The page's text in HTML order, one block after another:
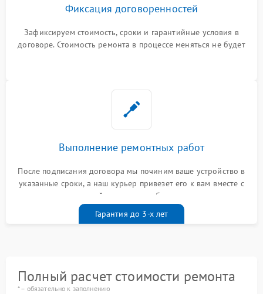
Фиксация договоренностей
Зафиксируем стоимость, сроки и гарантийные условия в
договоре. Стоимость ремонта в процессе меняться не будет
Выполнение ремонтных работ
После подписания договора мы починим ваше устройство в
указанные сроки, а наш курьер привезет его к вам вместе с
гарантийным талоном бесплатно
Гарантия до 3-х лет
Полный расчет стоимости ремонта
* – обязательно к заполнению